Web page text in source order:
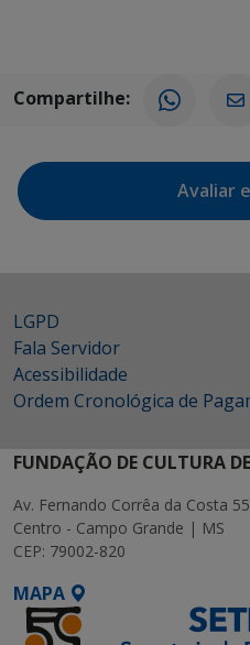
Compartilhe:
Avaliar
LGPD
Fala Servidor
Acessibilidade
Ordem Cronológica de
FUNDAÇÃO DE CULTURA
Av. Fernando Corrêa da Costa
Centro - Campo Grande | MS
CEP: 79002-820
MAPA